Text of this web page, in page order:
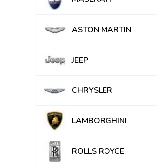
ASTON MARTIN
JEEP
CHRYSLER
LAMBORGHINI
ROLLS ROYCE